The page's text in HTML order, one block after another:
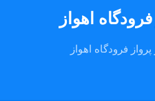
اهواز
فرودگاه اهواز